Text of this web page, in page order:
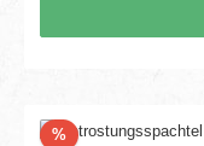
%Rabatt